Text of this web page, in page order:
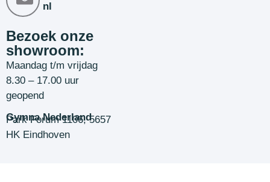
nl
Bezoek onze
showroom:
Maandag t/m vrijdag
8.30 – 17.00 uur
geopend
Gymna Nederland
Park Forum 1106, 5657
HK Eindhoven